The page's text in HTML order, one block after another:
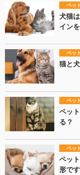
ペッ
犬猫
イン
ペッ
猫と
ペッ
ペッ
る？
ペッ
ペッ
形で